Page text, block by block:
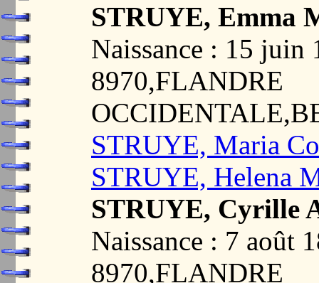
STRUYE, Emma
Naissance : 15 juin
8970,FLANDRE
STRUYE, Maria
STRUYE, Helena
STRUYE, Cyrille
Naissance : 7 août
8970,FLANDRE